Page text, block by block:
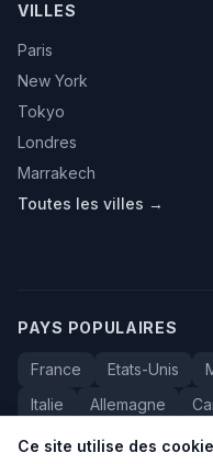
VILLES
Paris
New York
Tokyo
Londres
Marrakech
Toutes les villes →
PAYS POPULAIRES
France Etats-Unis
Italie
Allemagne
Bresil
Algerie
Ce site utilise des